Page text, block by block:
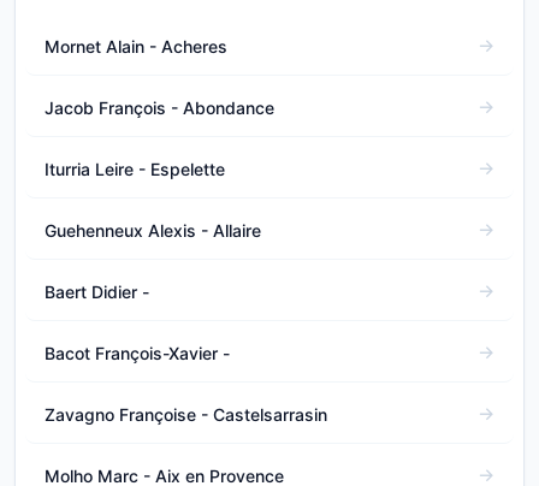
Mornet Alain - Acheres
Jacob François - Abondance
Iturria Leire - Espelette
Guehenneux Alexis - Allaire
Baert Didier -
Bacot François-Xavier -
Zavagno Françoise - Castelsarrasin
Molho Marc - Aix en Provence